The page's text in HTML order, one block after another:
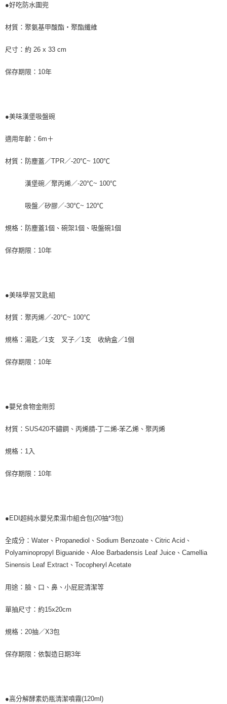
●好吃防水圍兜
材質：聚氨基甲酸酯‧聚酯纖維
尺寸：約 26 x 33 cm
保存期限：10年
●美味漢堡吸盤碗
適用年齡：6m＋
材質：防塵蓋／TPR／-20℃~ 100℃
漢堡碗／聚丙烯／-20℃~ 100℃
吸盤／矽膠／-30℃~ 120℃
規格：防塵蓋1個、碗架1個、吸盤碗1個
保存期限：10年
●美味學習叉匙組
材質：聚丙烯／-20℃~ 100℃
規格：湯匙／1支 叉子／1支 收納盒／1個
保存期限：10年
●嬰兒食物金剛剪
材質：SUS420不鏽鋼、丙烯腈-丁二烯-苯乙烯、聚丙烯
規格：1入
保存期限：10年
●EDI超純水嬰兒柔濕巾組合包(20抽*3包)
全成分：Water、Propanediol、Sodium Benzoate、Citric Acid、
Polyaminopropyl Biguanide、Aloe Barbadensis Leaf Juice、Camellia
Sinensis Leaf Extract、Tocopheryl Acetate
用途：臉、口、鼻、小屁屁清潔等
單抽尺寸：約15x20cm
規格：20抽／X3包
保存期限：依製造日期3年
●高分解酵素奶瓶清潔噴霧(120ml)